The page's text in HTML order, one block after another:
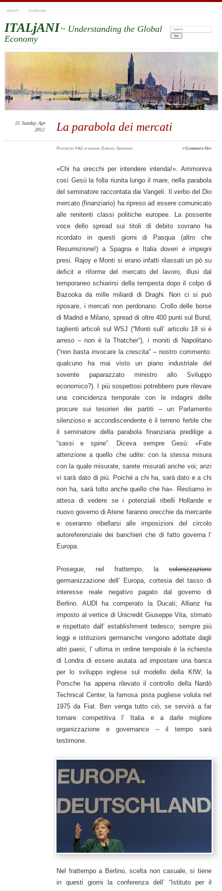
ABOUT EUROLIRA
ITALjANI~ Understanding the Global
Economy
Search:
La parabola dei mercati
15 Sunday Apr
2012
Postedby FAZ inbanche, Europa,Germania ≈Comments Offon
«Chi ha orecchi per intendere intenda!». Ammoniva
così Gesù la folla riunita lungo il mare, nella parabola
del seminatore raccontata dai Vangeli. Il verbo del Dio
mercato (finanziario) ha ripreso ad essere comunicato
alle renitenti classi politiche europee. La possente
voce dello spread sui titoli di debito sovrano ha
ricordato in questi giorni di Pasqua (altro che
Resurrezione!) a Spagna e Italia doveri e impegni
presi. Rajoy e Monti si erano infatti rilassati un pò su
deficit e riforme del mercato del lavoro, illusi dal
temporaneo schiarirsi della tempesta dopo il colpo di
Bazooka da mille miliardi di Draghi. Non ci si può
riposare, i mercati non perdonano. Crollo delle borse
di Madrid e Milano, spread di oltre 400 punti sul Bund,
taglienti articoli sul WSJ (“Monti sull’ articolo 18 si è
arreso – non è la Thatcher”), i moniti di Napolitano
(“non basta invocare la crescita” – nostro commento:
qualcuno ha mai visto un piano industriale del
sovente paparazzato ministro allo Sviluppo
economico?). I più sospettosi potrebbero pure rilevare
una coincidenza temporale con le indagini delle
procure sui tesorieri dei partiti – un Parlamento
silenzioso e accondiscendente è il terreno fertile che
il seminatore della parabola finanziaria predilige a
“sassi e spine”. Diceva sempre Gesù: «Fate
attenzione a quello che udite: con la stessa misura
con la quale misurate, sarete misurati anche voi; anzi
vi sarà dato di più. Poiché a chi ha, sarà dato e a chi
non ha, sarà tolto anche quello che ha». Restiamo in
attesa di vedere se i potenziali ribelli Hollande e
nuovo governo di Atene faranno orecchie da mercante
e oseranno ribellarsi alle imposizioni del circolo
autoreferenziale dei banchieri che di fatto governa l’
Europa.
Prosegue, nel frattempo, lacolonizzazione
germanizzazione dell’ Europa, cortesia del tasso di
interesse reale negativo pagato dal governo di
Berlino. AUDI ha comperato la Ducati; Allianz ha
imposto al vertice di Unicredit Giuseppe Vita, stimato
e rispettato dall’ establishment tedesco; sempre più
leggi e istituzioni germaniche vengono adottate dagli
altri paesi, l’ ultima in ordine temporale è la richiesta
di Londra di essere aiutata ad impostare una banca
per lo sviluppo inglese sul modello della KfW; la
Porsche ha appena rilevato il controllo della Nardò
Technical Center, la famosa pista pugliese voluta nel
1975 da Fiat. Ben venga tutto ciò, se servirà a far
tornare competitiva l’ Italia e a darle migliore
organizzazione e governance – il tempo sarà
testimone.
Nel frattempo a Berlino, scelta non casuale, si tiene
in questi giorni la conferenza dell’ “Istituto per il